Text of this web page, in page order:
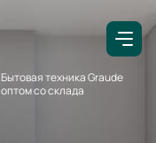
Бытовая техника Graude
оптом со склада